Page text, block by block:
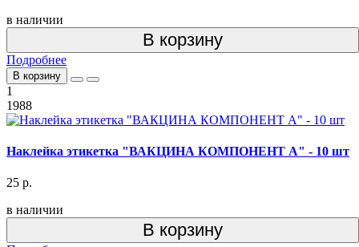
в наличии
В корзину
Подробнее
В корзину
1
1988
Наклейка этикетка "ВАКЦИНА КОМПОНЕНТ А" - 10 шт
25 р.
в наличии
В корзину